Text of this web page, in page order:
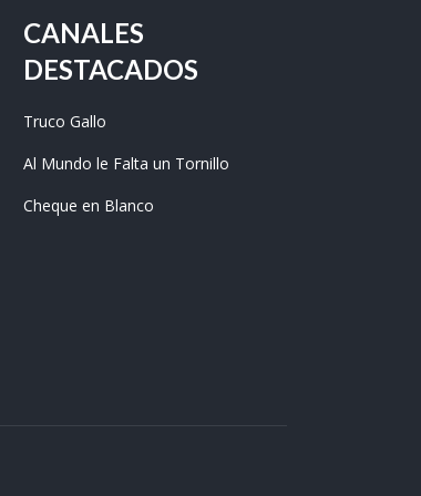
CANALES
DESTACADOS
Truco Gallo
Al Mundo le Falta un Tornillo
Cheque en Blanco